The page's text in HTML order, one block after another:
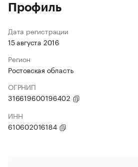
Профиль
Дата регистрации
15 августа 2016
Регион
Ростовская область
ОГРНИП
316619600196402
ИНН
610602016184